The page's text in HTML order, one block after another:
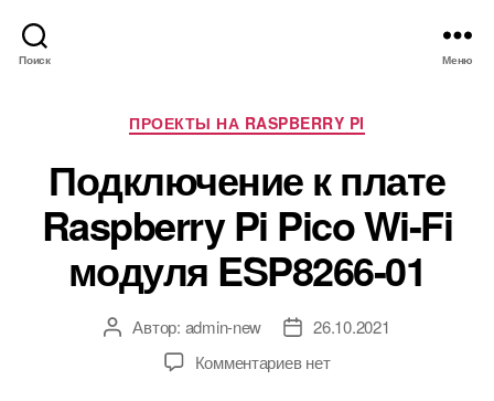
Поиск Меню
Р
у
б
р
и
к
и
ПРОЕКТЫ НА RASPBERRY PI
Подключение к плате
Raspberry Pi Pico Wi-Fi
модуля ESP8266-01
А Автор: admin-new
Д
т
26.10.2021
Комментариевк
нет